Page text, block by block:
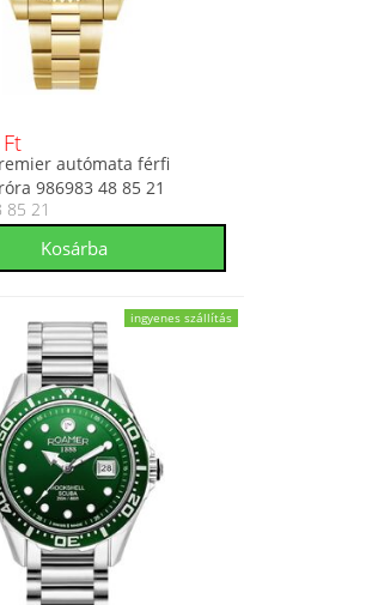
autómata férfi
986983 48 85 21
85 21
ingyenes szállítás